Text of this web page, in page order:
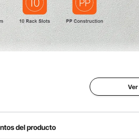
para los entusiastas de la
Ver
del producto